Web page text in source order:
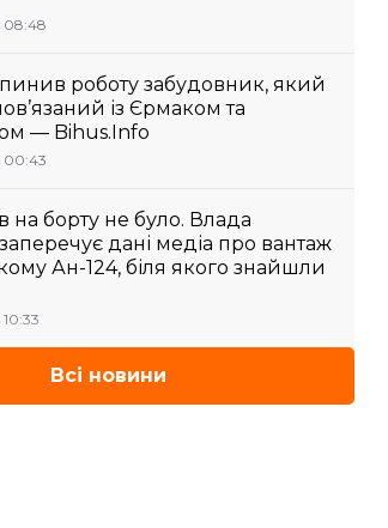
08:48
роботу забудовник, який
із Єрмаком та
— Bihus.Info
00:43
на борту не було. Влада
дані медіа про вантаж
Ан-124, біля якого знайшли
Всі новини